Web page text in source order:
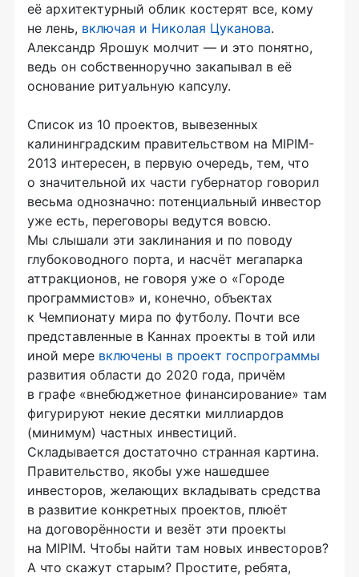
её архитектурный облик костерят все, кому
не лень, включая и Николая Цуканова.
Александр Ярошук молчит — и это понятно,
ведь он собственноручно закапывал в её
основание ритуальную капсулу.
Список из 10 проектов, вывезенных
калининградским правительством на MIPIM-
2013 интересен, в первую очередь, тем, что
о значительной их части губернатор говорил
весьма однозначно: потенциальный инвестор
уже есть, переговоры ведутся вовсю.
Мы слышали эти заклинания и по поводу
глубоководного порта, и насчёт мегапарка
аттракционов, не говоря уже о «Городе
программистов» и, конечно, объектах
к Чемпионату мира по футболу. Почти все
представленные в Каннах проекты в той или
иной мере включены в проект госпрограммы
развития области до 2020 года, причём
в графе «внебюджетное финансирование» там
фигурируют некие десятки миллиардов
(минимум) частных инвестиций.
Складывается достаточно странная картина.
Правительство, якобы уже нашедшее
инвесторов, желающих вкладывать средства
в развитие конкретных проектов, плюёт
на договорённости и везёт эти проекты
на MIPIM. Чтобы найти там новых инвесторов?
А что скажут старым? Простите, ребята,